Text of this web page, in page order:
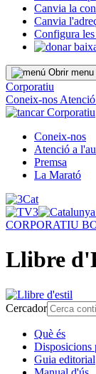
Canvia la
Canvia
Configura
Obrir
Corporatiu
Coneix-nos
Corporatiu
Coneix-nos
Atenció a
Premsa
La Marató
CORPORATIU
Llibre
Cercador
Què és
Disposicions
Guia editorial